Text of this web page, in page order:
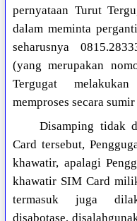
pernyataan Turut
dalam meminta
seharusnya
(yang merupakan
Tergugat
memproses secara
Disamping tidak
Card tersebut,
khawatir, apalagi
khawatir SIM Card
termasuk juga
disabotase,